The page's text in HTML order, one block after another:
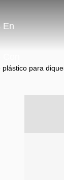
En
para